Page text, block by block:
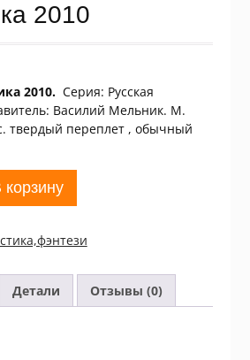
2010
2010. Серия: Русская
Василий Мельник. М.
твердый переплет , обычный
корзину
Детали Отзывы (0)